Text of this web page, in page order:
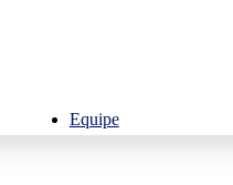
Equipe